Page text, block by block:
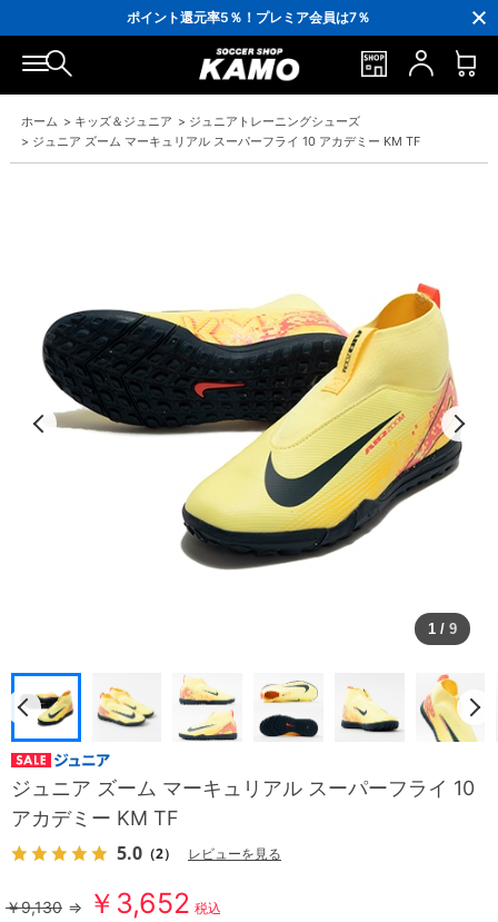
ポイント還元率5％！プレミア会員は7％
会員の方にはお誕生月に「10％OFFクーポン」プレゼント！
16,000円(税込)以上でシューズケースプレゼント！
3,300円(税込)以上で送料無料！
ホーム > キッズ＆ジュニア > ジュニアトレーニングシューズ
> ジュニア ズーム マーキュリアル スーパーフライ 10 アカデミー KM TF
1 / 9
ジュニア ズーム マーキュリアル スーパーフライ 10
アカデミー KM TF
5.0 （2） レビューを見る
￥9,130 ⇒ ￥3,652 税込